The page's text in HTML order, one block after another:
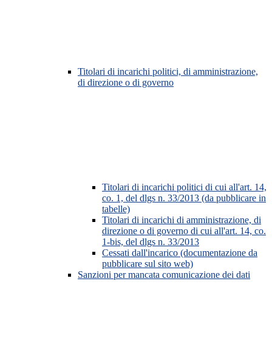
Titolari di incarichi politici, di amministrazione,
di direzione o di governo
Titolari di incarichi politici di cui all'art. 14,
co. 1, del dlgs n. 33/2013 (da pubblicare in
tabelle)
Titolari di incarichi di amministrazione, di
direzione o di governo di cui all'art. 14, co.
1-bis, del dlgs n. 33/2013
Cessati dall'incarico (documentazione da
pubblicare sul sito web)
Sanzioni per mancata comunicazione dei dati